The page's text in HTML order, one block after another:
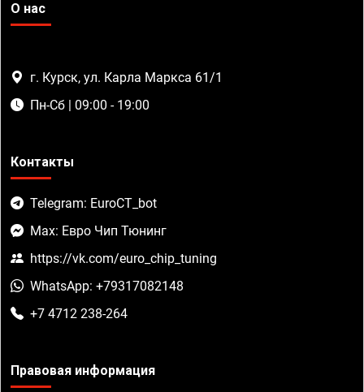
О нас
г. Курск, ул. Карла Маркса 61/1
Пн-Сб | 09:00 - 19:00
Контакты
Telegram: EuroCT_bot
Max: Евро Чип Тюнинг
https://vk.com/euro_chip_tuning
WhatsApp: +79317082148
+7 4712 238-264
Правовая информация